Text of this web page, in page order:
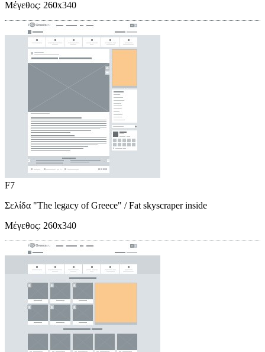
Μέγεθος: 260x340
F7
Σελίδα "The legacy of Greece" / Fat skyscraper inside
Μέγεθος: 260x340